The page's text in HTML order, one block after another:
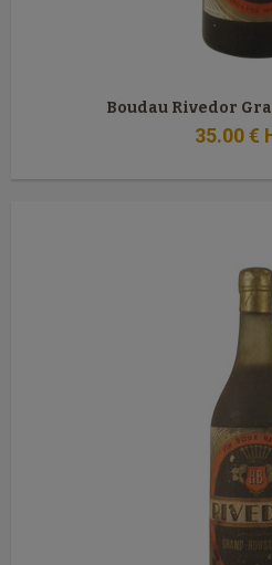
Boudau Rivedor
35.00€